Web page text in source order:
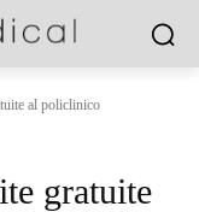
al policlinico
gratuite